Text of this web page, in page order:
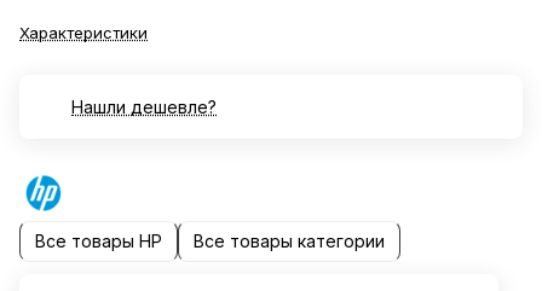
Характеристики
Нашли дешевле?
Все товары HP Все товары категории